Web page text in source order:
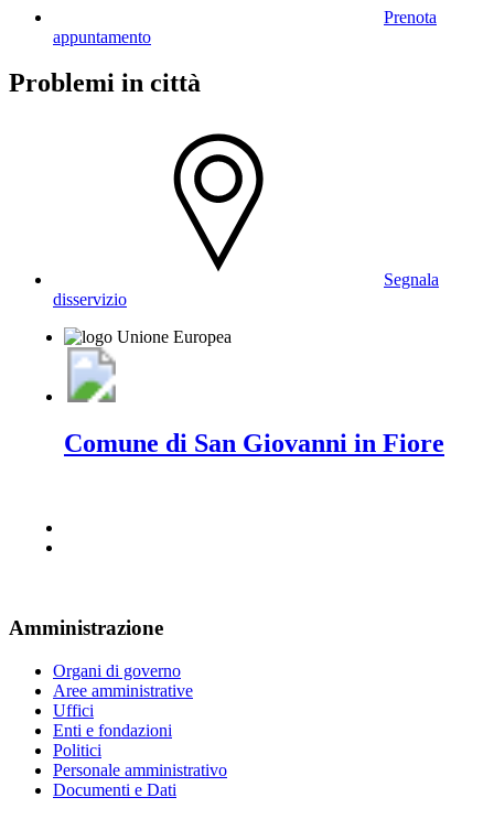
Prenota
appuntamento
Problemi in città
Segnala
disservizio
Comune di San Giovanni in Fiore
Amministrazione
Organi di governo
Aree amministrative
Uffici
Enti e fondazioni
Politici
Personale amministrativo
Documenti e Dati